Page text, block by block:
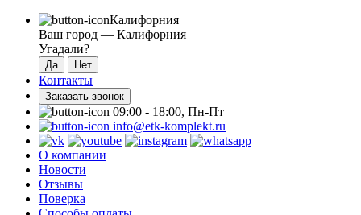
Калифорния
Ваш город — Калифорния
Угадали?
Контакты
Заказать звонок
09:00 - 18:00, Пн-Пт
info@etk-komplekt.ru
О компании
Новости
Отзывы
Поверка